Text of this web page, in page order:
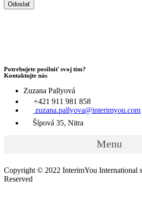
Odoslať
Potrebujete posilniť svoj tím?
Kontaktujte nás
Zuzana Pallyová
+421 911 981 858
zuzana.pallyova@interimyou.com
Šípová 35, Nitra
Menu
Copyright © 2022 InterimYou International
Reserved